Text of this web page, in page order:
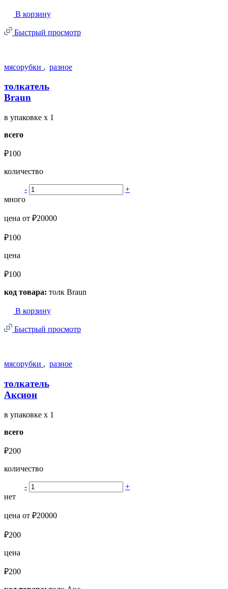
В корзину
Быстрый просмотр
мясорубки , разное
толкатель
Braun
в упаковке x 1
всего
₽100
количество
-
+
много
цена от ₽20000
₽100
цена
₽100
код товара: толк Braun
В корзину
Быстрый просмотр
мясорубки , разное
толкатель
Аксион
в упаковке x 1
всего
₽200
количество
-
+
нет
цена от ₽20000
₽200
цена
₽200